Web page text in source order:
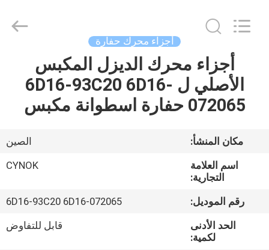
منزل،
معلومات
جولة
أجزاء محرك حفارة
أجزاء محرك الديزل المكبس
الأصلي ل 6D16-93C20 6D16-
072065 حفارة اسطوانة مكبس
مكان المنشأ:
الصين
اسم العلامة
التجارية:
CYNOK
رقم الموديل:
6D16-93C20 6D16-072065
الحد الأدنى
لكمية:
قابل للتفاوض